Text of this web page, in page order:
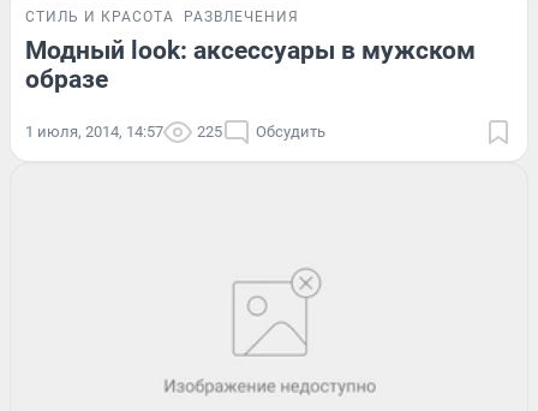
СТИЛЬ И КРАСОТА РАЗВЛЕЧЕНИЯ
Модный look: аксессуары в мужском
образе
1 июля, 2014, 14:57 225 Обсудить